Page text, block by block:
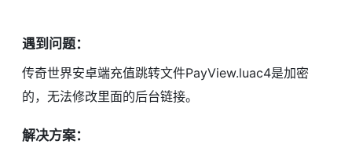
遇到问题：
传奇世界安卓端充值跳转文件PayView.luac4是加密
的，无法修改里面的后台链接。
解决方案：